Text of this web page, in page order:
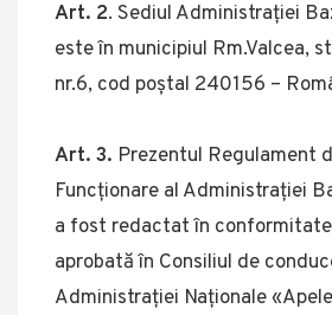
Art. 2. Sediul Administraţiei
este în municipiul Rm.Valcea,
nr.6, cod poştal 240156 –
Art. 3. Prezentul Regulament
Funcţionare al Administraţiei
a fost redactat în
aprobată în Consiliul de
Administraţiei Naţionale